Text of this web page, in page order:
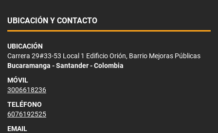
UBICACIÓN Y CONTACTO
UBICACIÓN
Carrera 29#33-53 Local 1 Edificio Orión, Barrio Mejoras Públicas
Bucaramanga - Santander - Colombia
MÓVIL
3006618236
TELÉFONO
6076192525
EMAIL